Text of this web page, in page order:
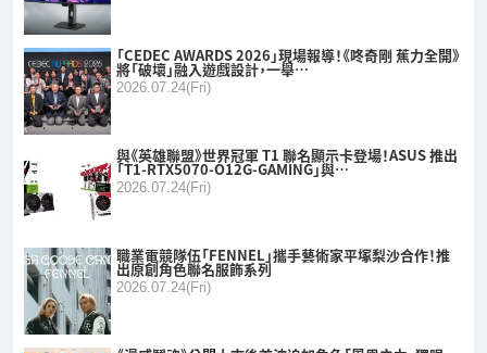
「CEDEC AWARDS 2026」現場報導！《咚奇剛 蕉力全開》
將「破壞」融入遊戲設計，一舉…
2026.07.24(Fri)
與《英雄聯盟》世界冠軍 T1 聯名顯示卡登場！ASUS 推出
「T1-RTX5070-O12G-GAMING」與…
2026.07.24(Fri)
職業電競隊伍「FENNEL」攜手藝術家平塚梨沙合作！推
出原創角色聯名服飾系列
2026.07.24(Fri)